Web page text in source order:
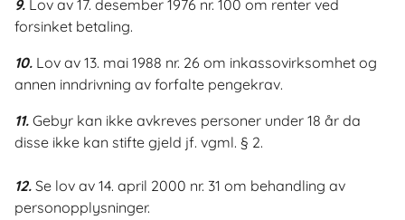
9. Lov av 17. desember 1976 nr. 100 om renter ved
forsinket betaling.
10. Lov av 13. mai 1988 nr. 26 om inkassovirksomhet og
annen inndrivning av forfalte pengekrav.
11. Gebyr kan ikke avkreves personer under 18 år da
disse ikke kan stifte gjeld jf. vgml. § 2.
12. Se lov av 14. april 2000 nr. 31 om behandling av
personopplysninger.